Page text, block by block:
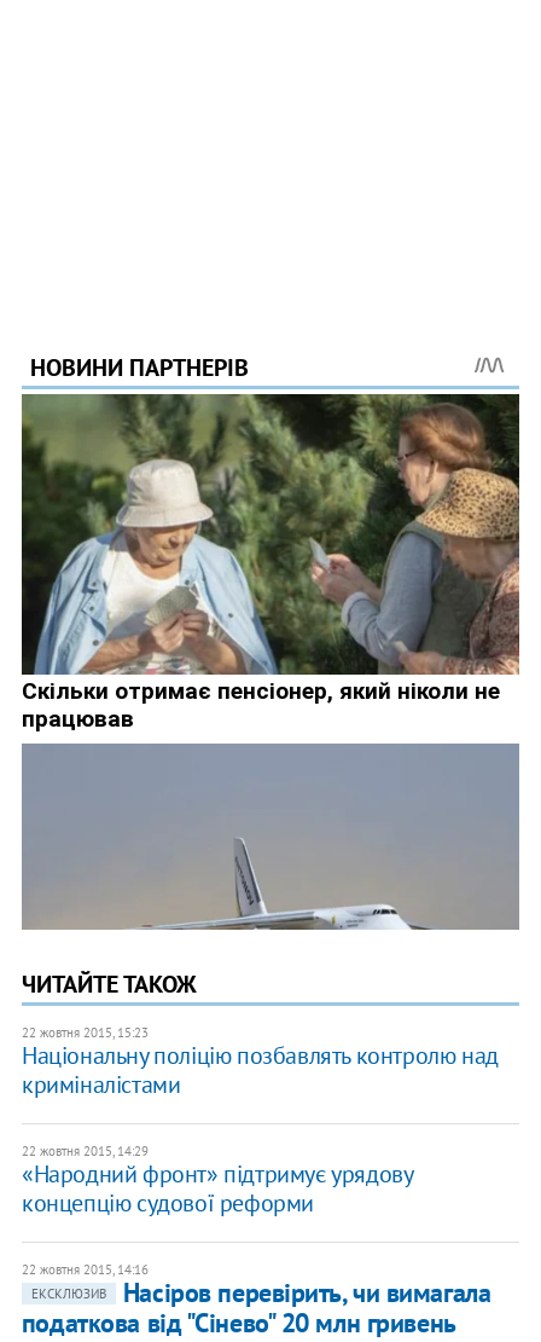
ЧИТАЙТЕ ТАКОЖ
22 жовтня 2015, 15:23
Національну поліцію позбавлять контролю над
криміналістами
22 жовтня 2015, 14:29
«Народний фронт» підтримує урядову
концепцію судової реформи
22 жовтня 2015, 14:16
ЕКСКЛЮЗИВ
Насіров перевірить, чи вимагала
податкова від "Сінево" 20 млн гривень